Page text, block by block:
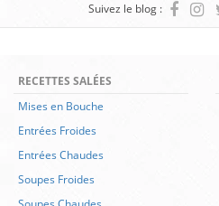
Suivez le blog :
RECETTES SALÉES
Mises en Bouche
Entrées Froides
Entrées Chaudes
Soupes Froides